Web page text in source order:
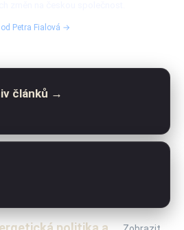
Petra Fialová →
článků →